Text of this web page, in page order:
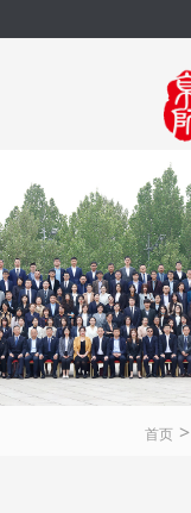
首页 >